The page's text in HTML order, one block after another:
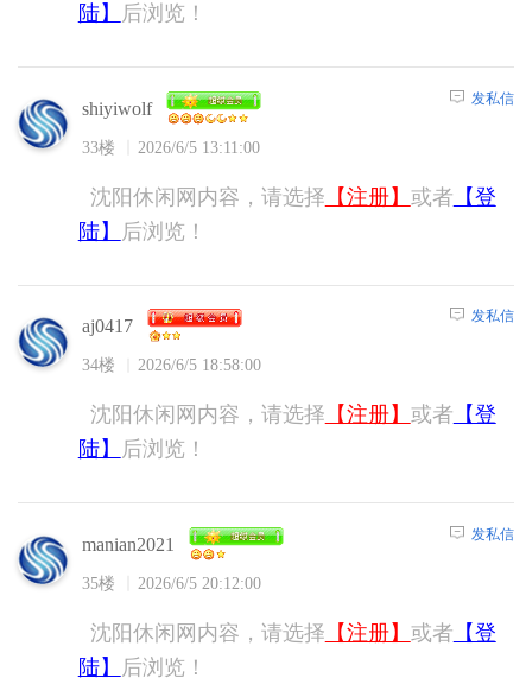
陆】
后浏览！
shiyiwolf
33楼 2026/6/5 13:11:00
发私信
沈阳休闲网内容，请选择 【注册】 或者 【登
陆】
后浏览！
aj0417
34楼 2026/6/5 18:58:00
发私信
沈阳休闲网内容，请选择 【注册】 或者 【登
陆】
后浏览！
manian2021
35楼 2026/6/5 20:12:00
发私信
沈阳休闲网内容，请选择 【注册】 或者 【登
陆】
后浏览！